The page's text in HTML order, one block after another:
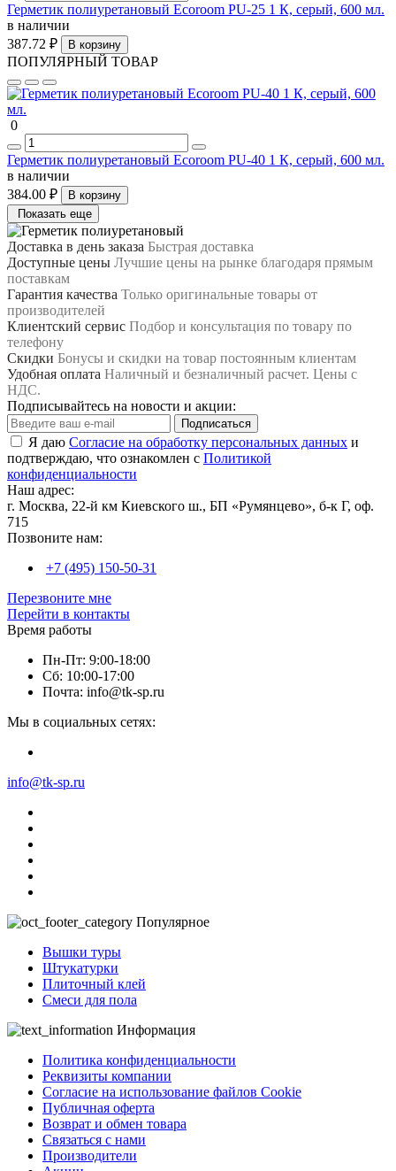
Герметик полиуретановый Ecoroom PU-25 1 К, серый, 600 мл.
в наличии
387.72 ₽
В корзину
ПОПУЛЯРНЫЙ ТОВАР
0
Герметик полиуретановый Ecoroom PU-40 1 К, серый, 600 мл.
в наличии
384.00 ₽
В корзину
Показать еще
Доставка в день заказа Быстрая доставка
Доступные цены Лучшие цены на рынке благодаря прямым
поставкам
Гарантия качества Только оригинальные товары от
производителей
Клиентский сервис Подбор и консультация по товару по
телефону
Скидки Бонусы и скидки на товар постоянным клиентам
Удобная оплата Наличный и безналичный расчет. Цены с
НДС.
Подписывайтесь на новости и акции:
Подписаться
Я даю Согласие на обработку персональных данных и
подтверждаю, что ознакомлен с Политикой
конфиденциальности
Наш адрес:
г. Москва, 22-й км Киевского ш., БП «Румянцево», б-к Г, оф.
715
Позвоните нам:
+7 (495) 150-50-31
Перезвоните мне
Перейти в контакты
Время работы
Пн-Пт: 9:00-18:00
Сб: 10:00-17:00
Почта: info@tk-sp.ru
Мы в социальных сетях:
info@tk-sp.ru
Популярное
Вышки туры
Штукатурки
Плиточный клей
Смеси для пола
Информация
Политика конфиденциальности
Реквизиты компании
Согласие на использование файлов Cookie
Публичная оферта
Возврат и обмен товара
Связаться с нами
Производители